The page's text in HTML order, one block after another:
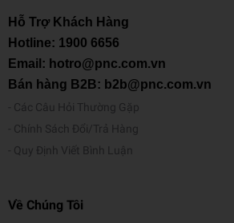
Hỗ Trợ Khách Hàng
Hotline: 1900 6656
Email: hotro@pnc.com.vn
Bán hàng B2B: b2b@pnc.com.vn
Các Câu Hỏi Thường Gặp
Chính Sách Đổi/Trả Hàng
Quy Định Viết Bình Luận
Về Chúng Tôi